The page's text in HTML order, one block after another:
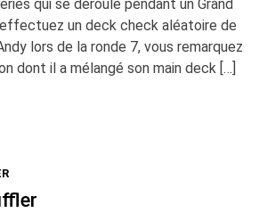
qui se déroule pendant un Grand
effectuez un deck check aléatoire de
lors de la ronde 7, vous remarquez
dont il a mélangé son main deck […]